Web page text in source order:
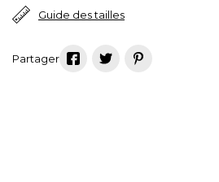
Guide des tailles